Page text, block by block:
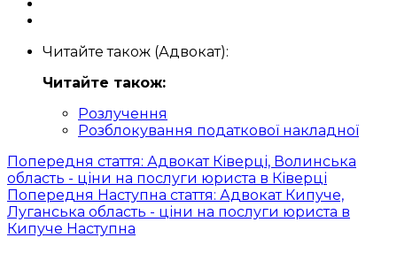
Читайте також (Адвокат):
Читайте також:
Розлучення
Розблокування податкової накладної
Попередня стаття: Адвокат Ківерці, Волинська
область - ціни на послуги юриста в Ківерці
Попередня Наступна стаття: Адвокат Кипуче,
Луганська область - ціни на послуги юриста в
Кипуче Наступна